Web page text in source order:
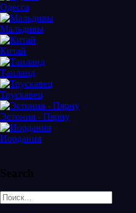
Одесса
Мальдивы
Китай
Таиланд
Трускавец
Эстония - Пярну
Иордания
Search